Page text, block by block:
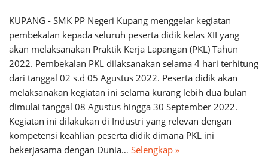
KUPANG - SMK PP Negeri Kupang menggelar kegiatan
pembekalan kepada seluruh peserta didik kelas XII yang
akan melaksanakan Praktik Kerja Lapangan (PKL) Tahun
2022. Pembekalan PKL dilaksanakan selama 4 hari terhitung
dari tanggal 02 s.d 05 Agustus 2022. Peserta didik akan
melaksanakan kegiatan ini selama kurang lebih dua bulan
dimulai tanggal 08 Agustus hingga 30 September 2022.
Kegiatan ini dilakukan di Industri yang relevan dengan
kompetensi keahlian peserta didik dimana PKL ini
bekerjasama dengan Dunia… Selengkap »